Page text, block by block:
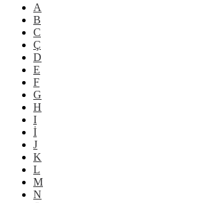
A
B
C
Ç
D
E
F
G
H
I
İ
J
K
L
M
N